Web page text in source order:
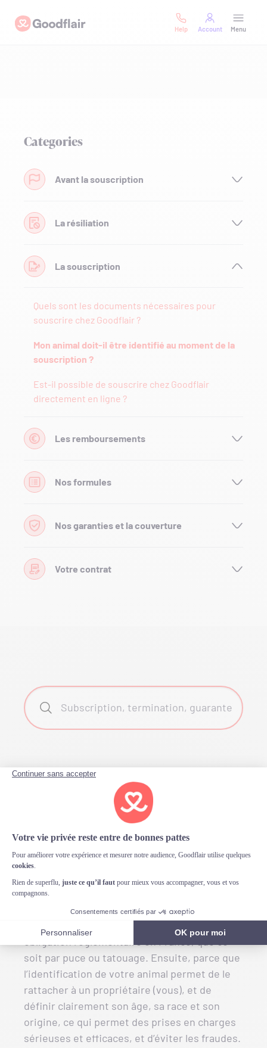
content
Goodflair
Help Account Menu
Categories
Avant la souscription
La résiliation
La souscription
Quels sont les documents nécessaires pour
souscrire chez Goodflair ?
Mon animal doit-il être identifié au moment de la
souscription ?
Est-il possible de souscrire chez Goodflair
directement en ligne ?
Les remboursements
Nos formules
Nos garanties et la couverture
Votre contrat
Search
Mon animal doit-il être
identifié au moment de
la souscription ?
La réponse est oui. D’abord parce que
obligation réglementaire en France, que ce
soit par puce ou tatouage. Ensuite, parce que
l’identification de votre animal permet de le
rattacher à un propriétaire (vous), et de
définir clairement son âge, sa race et son
origine, ce qui permet des prises en charges
sérieuses et efficaces, et d’éviter les fraudes.